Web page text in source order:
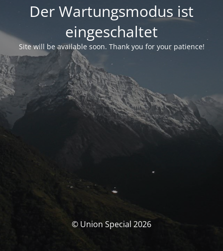
Der Wartungsmodus ist
eingeschaltet
Site will be available soon. Thank you for your patience!
© Union Special 2026